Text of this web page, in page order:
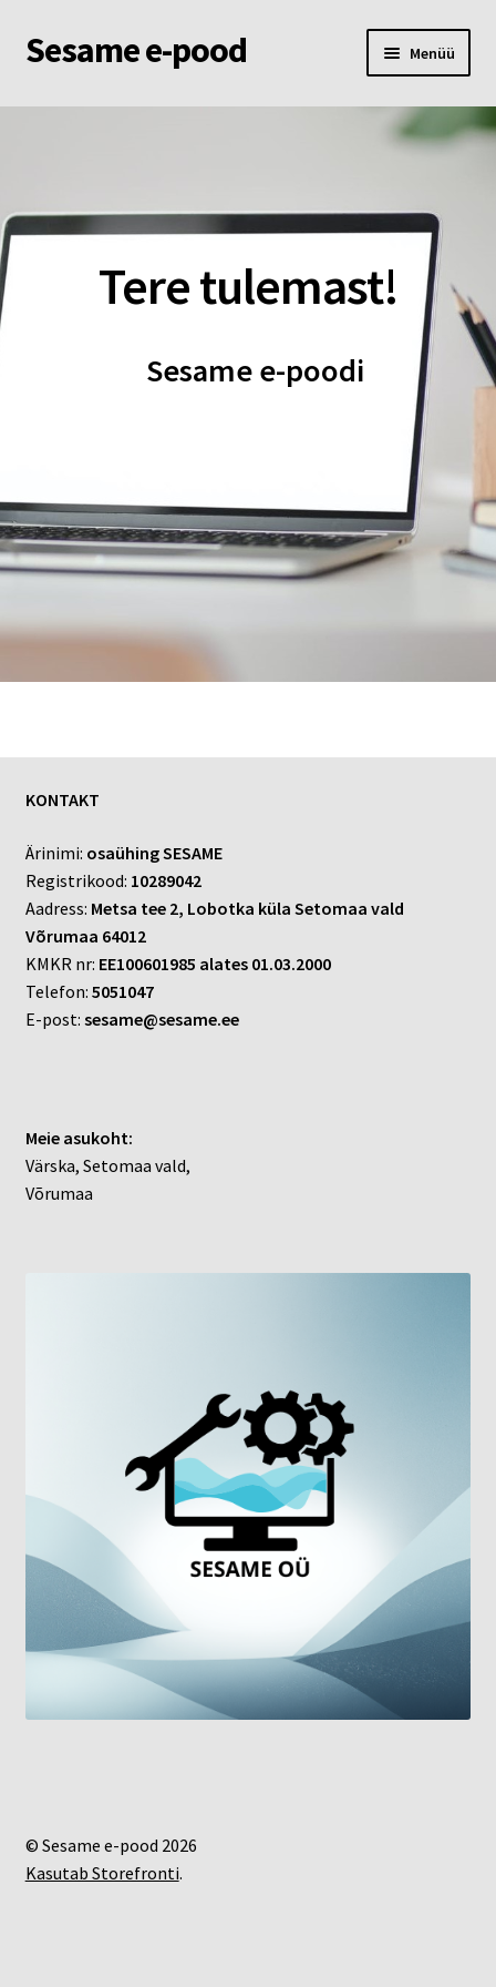
Liigu
navigeerimisele
Liigu
sisu
Sesame e-pood Menüü
Esileht
Ostukorv
Minu kontoTere tulemast!
Sesame e-poodi
KONTAKT
Ärinimi: osaühing SESAME
Registrikood: 10289042
Aadress: Metsa tee 2, Lobotka küla Setomaa vald
Võrumaa 64012
KMKR nr: EE100601985 alates 01.03.2000
Telefon: 5051047
E-post: sesame@sesame.ee
Meie asukoht:
Värska, Setomaa vald,
Võrumaa
© Sesame e-pood 2026
Kasutab Storefronti.